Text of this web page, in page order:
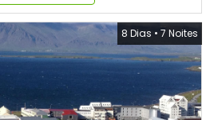
8 Dias • 7 Noites